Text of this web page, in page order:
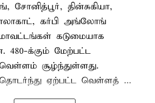
சோனித்பூர், தின்சுகியா,
கர்பி அங்லோங்
கடுமையாக
480-க்கும் மேற்பட்ட
சூழ்ந்துள்ளது.
ஏற்பட்ட வெள்ளத் ...